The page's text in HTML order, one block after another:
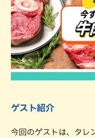
ゲスト紹介
今回のゲストは、タレ